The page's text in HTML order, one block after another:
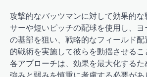
攻撃的なバッツマンに対して効果的
サーや短いピッチの配球を使用し、
の基部を狙い、戦略的なフィールド
的戦術を実施して彼らを動揺させるこ
各アプローチは、効果を最大化する